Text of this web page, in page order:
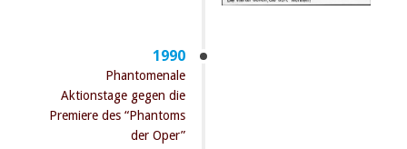
1990
Phantomenale
Aktionstage gegen die
Premiere des “Phantoms
der Oper”